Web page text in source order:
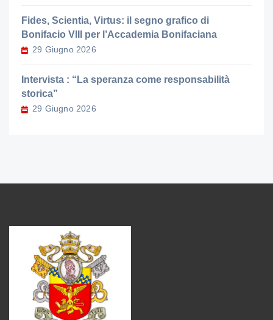
Fides, Scientia, Virtus: il segno grafico di
Bonifacio VIII per l’Accademia Bonifaciana
29 Giugno 2026
Intervista : “La speranza come responsabilità
storica”
29 Giugno 2026